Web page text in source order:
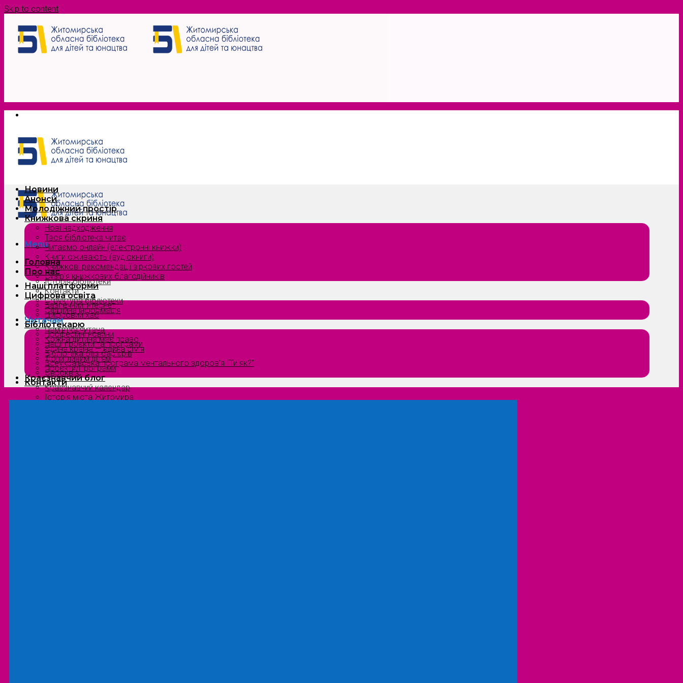
Skip to content
Menu
Головна
Про нас
Історія бібліотеки
Контакти
Структура бібліотеки
Офіційна інформація
Читачам
Пам’ятка читача
Кожна дитина має право
Єдина країна — єдина сім’я
Допитливим дітям
Проєкти/Програми
Краєзнавчий блог
Краєзнавчий календар
Історія міста Житомира
Новини
Анонси
Молодіжний простір
Книжкова скриня
Нові надходження
Твоя бібліотека читає
Читаємо онлайн (електронні книжки)
Книги оживають (аудіокниги)
Книжкові рекомендації зіркових гостей
Сузірʼя книжкових благодійників
Наші платформи
Цифрова освіта
Безпечний інтернет
Цифровий хаб
Бібліотекарю
Професійні новини
Наші проєкти та програми
Бібліотека без бар’єрів
Всеукраїнська програма ментального здоров’я “Ти як?”
Євроквіз
Контакти